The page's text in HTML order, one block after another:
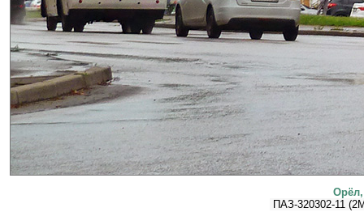
Орёл,
ПАЗ-320302-11